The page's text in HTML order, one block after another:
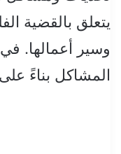
يتعلق بالقضية
وسير أعمالها.
المشاكل بناءً